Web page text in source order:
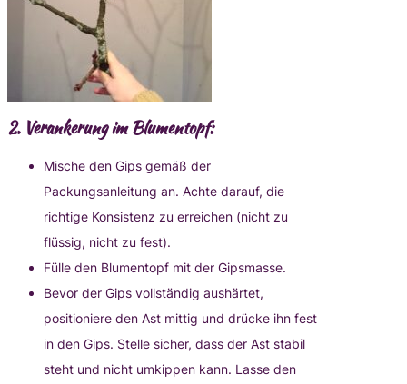
2. Verankerung im Blumentopf:
Mische den Gips gemäß der
Packungsanleitung an. Achte darauf, die
richtige Konsistenz zu erreichen (nicht zu
flüssig, nicht zu fest).
Fülle den Blumentopf mit der Gipsmasse.
Bevor der Gips vollständig aushärtet,
positioniere den Ast mittig und drücke ihn fest
in den Gips. Stelle sicher, dass der Ast stabil
steht und nicht umkippen kann. Lasse den